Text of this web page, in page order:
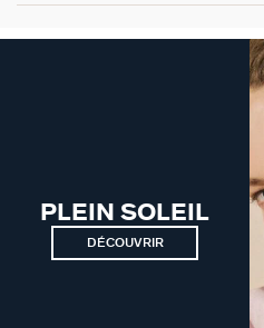
PLEIN SOLEIL
DÉCOUVRIR